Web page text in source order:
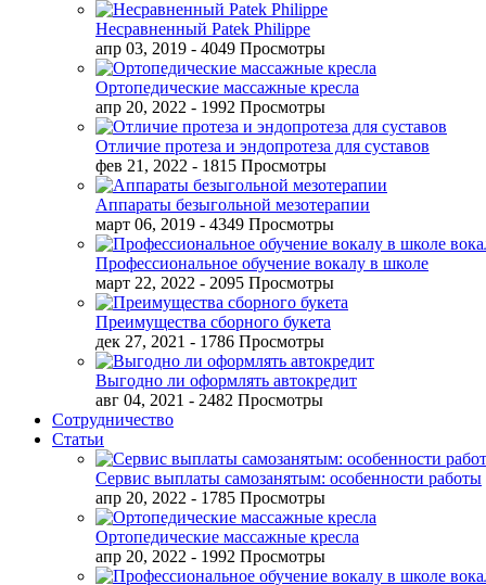
Несравненный Patek Philippe
апр 03, 2019 - 4049 Просмотры
Ортопедические массажные кресла
апр 20, 2022 - 1992 Просмотры
Отличие протеза и эндопротеза для суставов
фев 21, 2022 - 1815 Просмотры
Аппараты безыгольной мезотерапии
март 06, 2019 - 4349 Просмотры
Профессиональное обучение вокалу в школе
март 22, 2022 - 2095 Просмотры
Преимущества сборного букета
дек 27, 2021 - 1786 Просмотры
Выгодно ли оформлять автокредит
авг 04, 2021 - 2482 Просмотры
Сотрудничество
Статьи
Сервис выплаты самозанятым: особенности работы
апр 20, 2022 - 1785 Просмотры
Ортопедические массажные кресла
апр 20, 2022 - 1992 Просмотры